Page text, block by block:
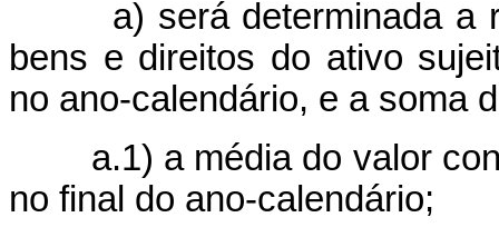
a) será determinada a
bens e direitos do ativo
no ano-calendário, e a soma
a.1) a média do valor
no final do ano-calendário;